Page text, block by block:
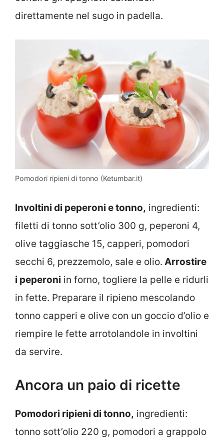
direttamente nel sugo in padella.
Pomodori ripieni di tonno (Ketumbar.it)
Involtini di peperoni e tonno, ingredienti:
filetti di tonno sott’olio 300 g, peperoni 4,
olive taggiasche 15, capperi, pomodori
secchi 6, prezzemolo, sale e olio. Arrostire
i peperoni in forno, togliere la pelle e ridurli
in fette. Preparare il ripieno mescolando
tonno capperi e olive con un goccio d’olio e
riempire le fette arrotolandole in involtini
da servire.
Ancora un paio di ricette
Pomodori ripieni di tonno, ingredienti:
tonno sott’olio 220 g, pomodori a grappolo